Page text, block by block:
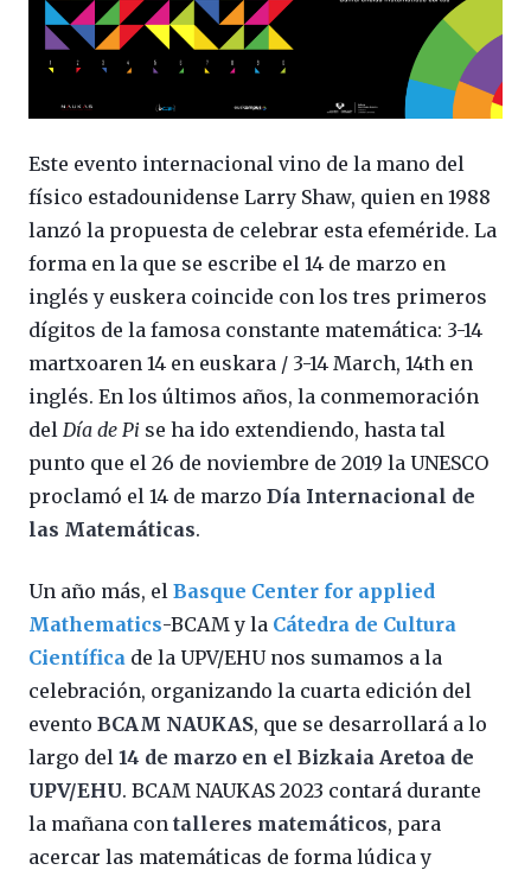
Este evento internacional vino de la mano del
físico estadounidense Larry Shaw, quien en 1988
lanzó la propuesta de celebrar esta efeméride. La
forma en la que se escribe el 14 de marzo en
inglés y euskera coincide con los tres primeros
dígitos de la famosa constante matemática: 3-14
martxoaren 14 en euskara / 3-14 March, 14th en
inglés. En los últimos años, la conmemoración
del Día de Pi se ha ido extendiendo, hasta tal
punto que el 26 de noviembre de 2019 la UNESCO
proclamó el 14 de marzo Día Internacional de
las Matemáticas.
Un año más, el Basque Center for applied
Mathematics-BCAM y la Cátedra de Cultura
Científica de la UPV/EHU nos sumamos a la
celebración, organizando la cuarta edición del
evento BCAM NAUKAS, que se desarrollará a lo
largo del 14 de marzo en el Bizkaia Aretoa de
UPV/EHU. BCAM NAUKAS 2023 contará durante
la mañana con talleres matemáticos, para
acercar las matemáticas de forma lúdica y